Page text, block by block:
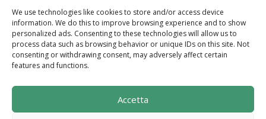
We use technologies like cookies to store and/or access device
information. We do this to improve browsing experience and to show
personalized ads. Consenting to these technologies will allow us to
process data such as browsing behavior or unique IDs on this site. Not
consenting or withdrawing consent, may adversely affect certain
features and functions.
Accetta
Powered byTreeWeb|Privacy| Cookie |
Contatti |Mappa del Sito
Sito realizzato con i fondi del "Gruppo di Azione
Locale I Sentieri del Buon Vivere s.c. a r.l.".
Programma di Sviluppo Rurale per la Campania